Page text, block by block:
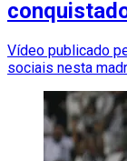
Vídeo publicado
sociais nesta